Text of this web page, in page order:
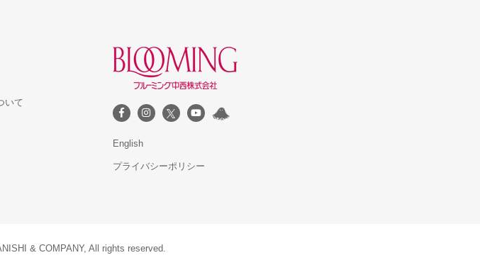
いて
English
プライバシーポリシー
& COMPANY, All rights reserved.